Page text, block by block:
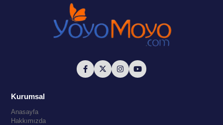
Kurumsal
Anasayfa
Hakkımızda